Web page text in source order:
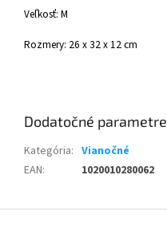
Veľkosť: M
Rozmery: 26 x 32 x 12 cm
Dodatočné parametre
Kategória: Vianočné
EAN: 1020010280062